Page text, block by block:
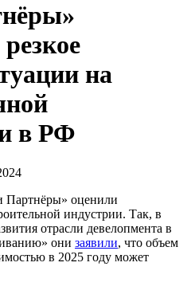
на
в РФ
Партнёры» оценили
индустрии. Так, в
отрасли девелопмента в
они заявили, что объем
в 2025 году может